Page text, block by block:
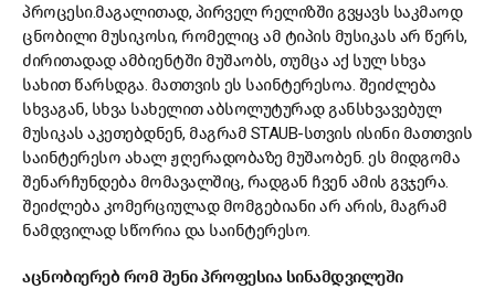
პროცესი.მაგალითად, პირველ რელიზში გვყავს საკმაოდ
ცნობილი მუსიკოსი, რომელიც ამ ტიპის მუსიკას არ წერს,
ძირითადად ამბიენტში მუშაობს, თუმცა აქ სულ სხვა
სახით წარსდგა. მათთვის ეს საინტერესოა. შეიძლება
სხვაგან, სხვა სახელით აბსოლუტურად განსხვავებულ
მუსიკას აკეთებდნენ, მაგრამ STAUB-სთვის ისინი მათთვის
საინტერესო ახალ ჟღერადობაზე მუშაობენ. ეს მიდგომა
შენარჩუნდება მომავალშიც, რადგან ჩვენ ამის გვჯერა.
შეიძლება კომერციულად მომგებიანი არ არის, მაგრამ
ნამდვილად სწორია და საინტერესო.
აცნობიერებ რომ შენი პროფესია სინამდვილეში